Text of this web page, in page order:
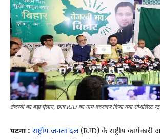
तेजस्वी का बड़ा ऐलान, छात्र RJD का नाम बदलकर किया गया सोशलिस्ट
पटना : राष्ट्रीय जनता दल(RJD) के राष्ट्रीय कार्यकारी